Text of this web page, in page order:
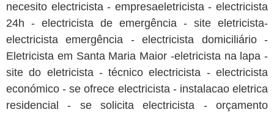
necesito electricista - empresaeletricista - electricista
24h - electricista de emergência - site eletricista-
electricista emergência - electricista domiciliário -
Eletricista em Santa Maria Maior -eletricista na lapa -
site do eletricista - técnico electricista - electricista
económico - se ofrece electricista - instalacao eletrica
residencial - se solicita electricista - orçamento